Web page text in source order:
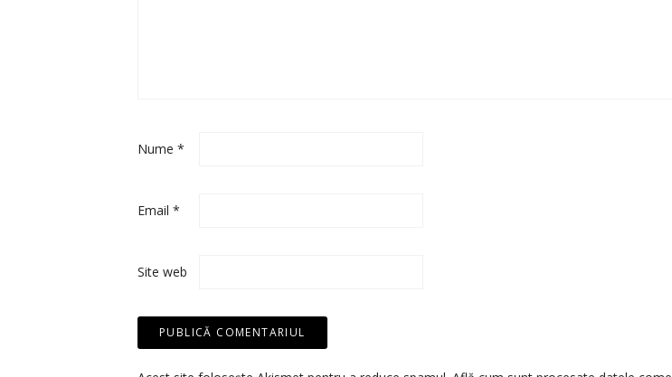
Nume *
Email *
Site web